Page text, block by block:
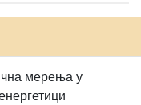
мерења у